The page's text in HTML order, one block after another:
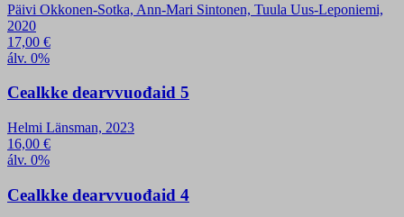
Päivi Okkonen-Sotka, Ann-Mari Sintonen, Tuula Uus-Leponiemi,
2020
17,00 €
álv. 0%
Cealkke dearvvuođaid 5
Helmi Länsman, 2023
16,00 €
álv. 0%
Cealkke dearvvuođaid 4